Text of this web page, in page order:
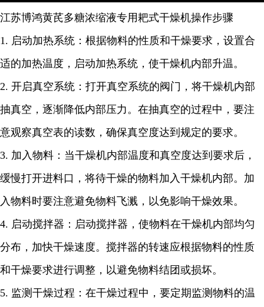
江苏博鸿黄芪多糖浓缩液专用耙式干燥机操作步骤
1. 启动加热系统：根据物料的性质和干燥要求，设置合
适的加热温度，启动加热系统，使干燥机内部升温。
2. 开启真空系统：打开真空系统的阀门，将干燥机内部
抽真空，逐渐降低内部压力。在抽真空的过程中，要注
意观察真空表的读数，确保真空度达到规定的要求。
3. 加入物料：当干燥机内部温度和真空度达到要求后，
缓慢打开进料口，将待干燥的物料加入干燥机内部。加
入物料时要注意避免物料飞溅，以免影响干燥效果。
4. 启动搅拌器：启动搅拌器，使物料在干燥机内部均匀
分布，加快干燥速度。搅拌器的转速应根据物料的性质
和干燥要求进行调整，以避免物料结团或损坏。
5. 监测干燥过程：在干燥过程中，要定期监测物料的温